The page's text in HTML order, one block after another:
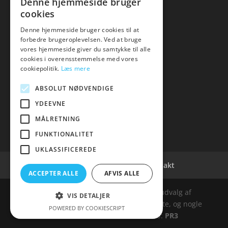
hvidevaremagasinet
Tlf: 7876 8672
Mail:
Cookie- og privatlivspolitik Kontakt
Denne hjemmeside samler et bredt udvalg af
spændende varer. Siden er et affiiliatesite, og nogle
links kan være affiliatelinks. Web: PR3
cookies
Denne hjemmeside bruger cookies til at
forbedre brugeroplevelsen. Ved at bruge
vores hjemmeside giver du samtykke til alle
cookies i overensstemmelse med vores
cookiepolitik. Læs mere
ABSOLUT NØDVENDIGE
YDEEVNE
MÅLRETNING
FUNKTIONALITET
UKLASSIFICEREDE
ACCEPTER ALLE AFVIS ALLE
VIS DETALJER
POWERED BY COOKIESCRIPT